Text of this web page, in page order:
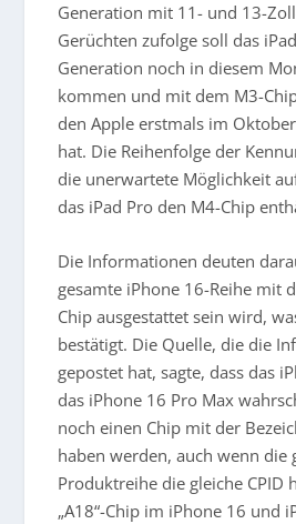
Generation mit 11- und 13-
Gerüchten zufolge soll das
Generation noch in diesem
kommen und mit dem M3-
den Apple erstmals im
hat. Die Reihenfolge der
die unerwartete Möglichkeit
das iPad Pro den M4-Chip
Die Informationen deuten
gesamte iPhone 16-Reihe mit
Chip ausgestattet sein wird,
bestätigt. Die Quelle, die die
gepostet hat, sagte, dass das
das iPhone 16 Pro Max
noch einen Chip mit der
haben werden, auch wenn die
Produktreihe die gleiche CPID
„A18“-Chip im iPhone 16 und